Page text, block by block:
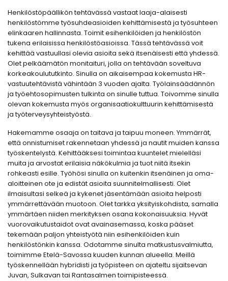
Henkilöstöpäällikön tehtävässä vastaat laaja-alaisesti
henkilöstömme työsuhdeasioiden kehittämisestä ja työsuhteen
elinkaaren hallinnasta. Toimit esihenkilöiden ja henkilöstön
tukena erilaisissa henkilöstöasioissa. Tässä tehtävässä voit
kehittää vastuullasi olevia asioita sekä itsenäisesti että yhdessä.
Olet pelkäämätön monitaituri, jolla on tehtävään soveltuva
korkeakoulututkinto. Sinulla on aikaisempaa kokemusta HR-
vastuutehtävistä vähintään 3 vuoden ajalta. Työlainsäädännön
ja työehtosopimusten tulkinta on sinulle tuttua. Toivomme sinulla
olevan kokemusta myös organisaatiokulttuurin kehittämisestä
ja työterveysyhteistyöstä.
Hakemamme osaaja on taitava ja taipuu moneen. Ymmärrät,
että onnistumiset rakennetaan yhdessä ja nautit muiden kanssa
työskentelystä. Kehittääksesi toimintaa kuuntelet mielelläsi
muita ja arvostat erilaisia näkökulmia ja tuot niitä itsekin
rohkeasti esille. Työhösi sinulla on kuitenkin itsenäinen ja oma-
aloitteinen ote ja edistät asioita suunnitelmallisesti. Olet
ilmaisultasi selkeä ja kykenet jäsentämään asioita helposti
ymmärrettävään muotoon. Olet tarkka yksityiskohdista, samalla
ymmärtäen niiden merkityksen osana kokonaisuuksia. Hyvät
vuorovaikutustaidot ovat avainasemassa, koska pääset
tekemään paljon yhteistyötä niin esihenkilöiden kuin
henkilöstönkin kanssa. Odotamme sinulta matkustusvalmiutta,
toimimme Etelä-Savossa kuuden kunnan alueella. Meillä
työskennellään hybridisti ja työpisteen on ajateltu sijaitsevan
Juvan, Sulkavan tai Rantasalmen toimipisteessä.